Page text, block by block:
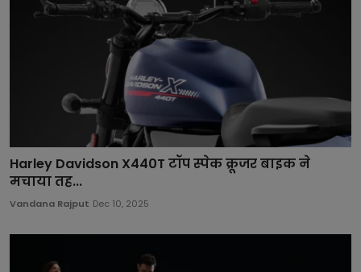
Harley Davidson X440T टॉप स्पेक क्रूजर बाइक ने
मचाया तह...
Vandana Rajput Dec 10, 2025